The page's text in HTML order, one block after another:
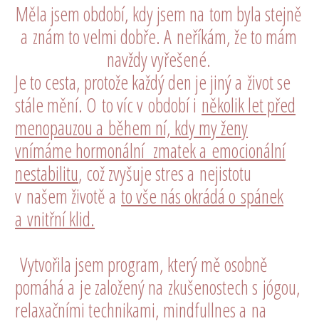
Měla jsem období, kdy jsem na tom byla stejně
a znám to velmi dobře. A neříkám, že to mám
navždy vyřešené.
Je to cesta, protože každý den je jiný a život se
stále mění. O to víc v období i několik let před
menopauzou a během ní, kdy my ženy
vnímáme hormonální zmatek a emocionální
nestabilitu, což zvyšuje stres a nejistotu
v našem životě ato vše nás okrádá o spánek
a vnitřní klid.
Vytvořila jsem program, který mě osobně
pomáhá a je založený na zkušenostech s jógou,
relaxačními technikami, mindfullnes a na